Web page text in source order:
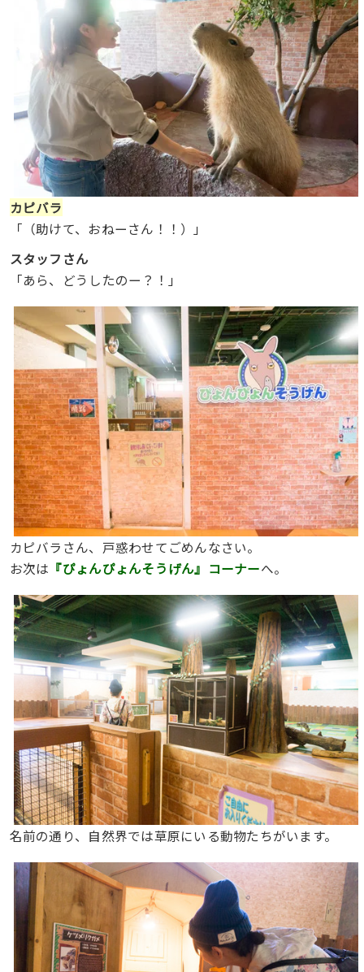
カピバラ
「（助けて、おねーさん！！）」
スタッフさん
「あら、どうしたのー？！」
カピバラさん、戸惑わせてごめんなさい。
お次は 『ぴょんぴょんそうげん』コーナーへ。
名前の通り、自然界では草原にいる動物たちがいます。